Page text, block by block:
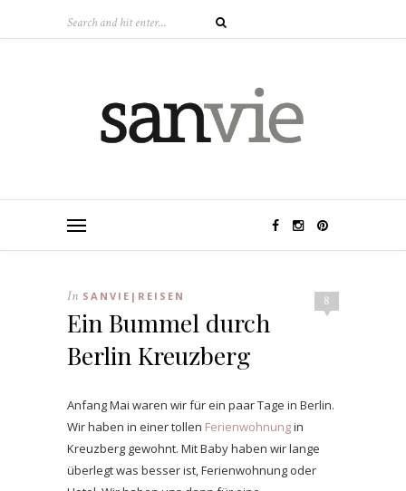
8
In SANVIE|REISEN
Ein Bummel durch
Berlin Kreuzberg
Anfang Mai waren wir für ein paar Tage in Berlin.
Wir haben in einer tollen Ferienwohnungin
Kreuzberg gewohnt. Mit Baby haben wir lange
überlegt was besser ist, Ferienwohnung oder